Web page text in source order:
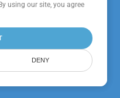
using our site, you agree
DENY
using our site, you agree
DENY